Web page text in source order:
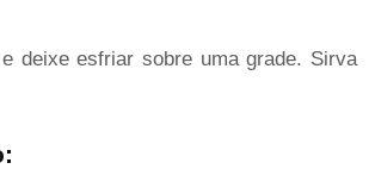
deixe esfriar sobre uma grade. Sirva